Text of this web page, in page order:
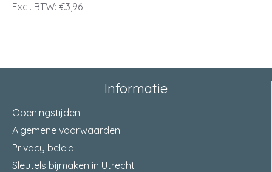
Excl. BTW: €3,96
Informatie
Openingstijden
Algemene voorwaarden
Privacy beleid
Sleutels bijmaken in Utrecht